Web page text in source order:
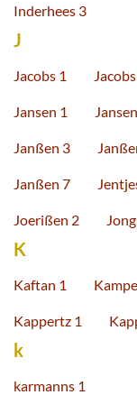
Inderhees 3
J
Jacobs 1
Jansen 1
Janßen 3
Janßen 7
Joerißen 2
K
Kaftan 1
Kappertz 1
k
karmanns 1